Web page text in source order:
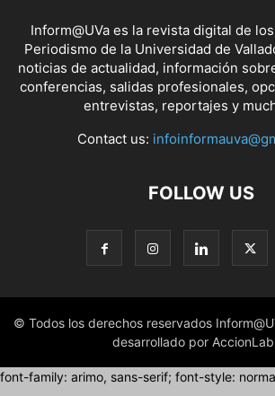
Inform@UVa es la revista digital de
Periodismo de la Universidad de
noticias de actualidad, información
conferencias, salidas profesionales,
entrevistas, reportajes y
Contact us:
FOLLOW US
© Todos los derechos reservados
desarrollado por
font-family: arimo, sans-serif; font-style: